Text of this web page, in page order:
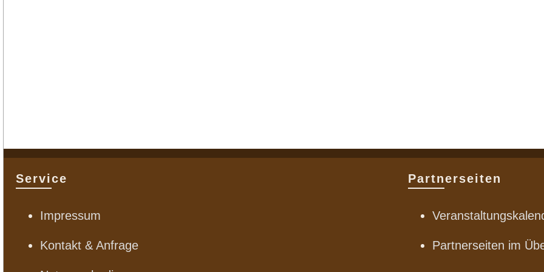
Service
Impressum
Kontakt & Anfrage
Partnerseiten
Partnerseiten im